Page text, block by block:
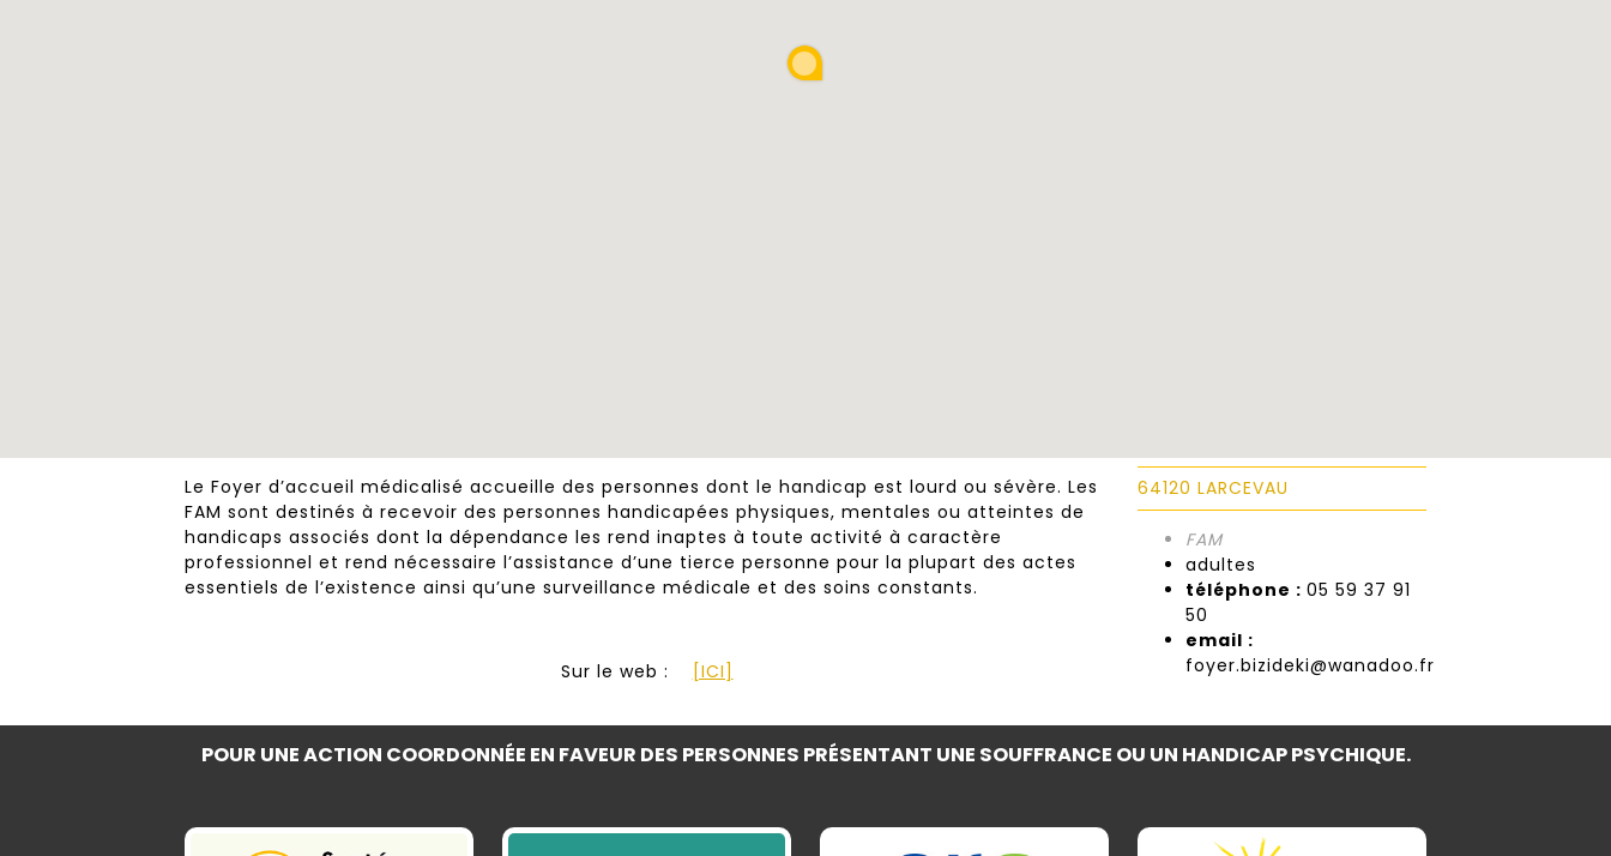
Le Foyer d’accueil médicalisé accueille des personnes dont le handicap est lourd ou sévère. Les
FAM sont destinés à recevoir des personnes handicapées physiques, mentales ou atteintes de
handicaps associés dont la dépendance les rend inaptes à toute activité à caractère
professionnel et rend nécessaire l’assistance d’une tierce personne pour la plupart des actes
essentiels de l’existence ainsi qu’une surveillance médicale et des soins constants.
Sur le web : [ICI]
64120 LARCEVAU
FAM
adultes
téléphone : 05 59 37 91
50
email :
foyer.bizideki@wanadoo.fr
POUR UNE ACTION COORDONNÉE EN FAVEUR DES PERSONNES PRÉSENTANT UNE SOUFFRANCE OU UN HANDICAP PSYCHIQUE.